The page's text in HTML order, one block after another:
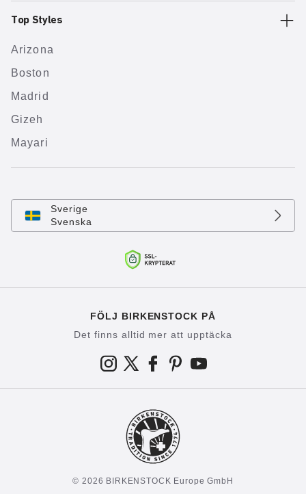
Top Styles
Arizona
Boston
Madrid
Gizeh
Mayari
Sverige
Svenska
FÖLJ BIRKENSTOCK PÅ
Det finns alltid mer att upptäcka
© 2026 BIRKENSTOCK Europe GmbH